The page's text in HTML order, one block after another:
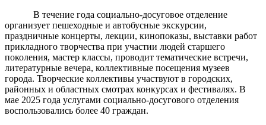
В течение года социально-досуговое отделение
организует пешеходные и автобусные экскурсии,
праздничные концерты, лекции, кинопоказы, выставки работ
прикладного творчества при участии людей старшего
поколения, мастер классы, проводит тематические встречи,
литературные вечера, коллективные посещения музеев
города. Творческие коллективы участвуют в городских,
районных и областных смотрах конкурсах и фестивалях. В
мае 2025 года услугами социально-досугового отделения
воспользовались более 40 граждан.